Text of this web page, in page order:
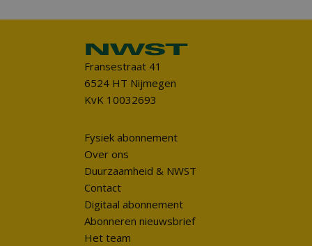
Fransestraat 41
6524 HT Nijmegen
KvK 10032693
Fysiek abonnement
Over ons
Duurzaamheid & NWST
Contact
Digitaal abonnement
Abonneren nieuwsbrief
Het team